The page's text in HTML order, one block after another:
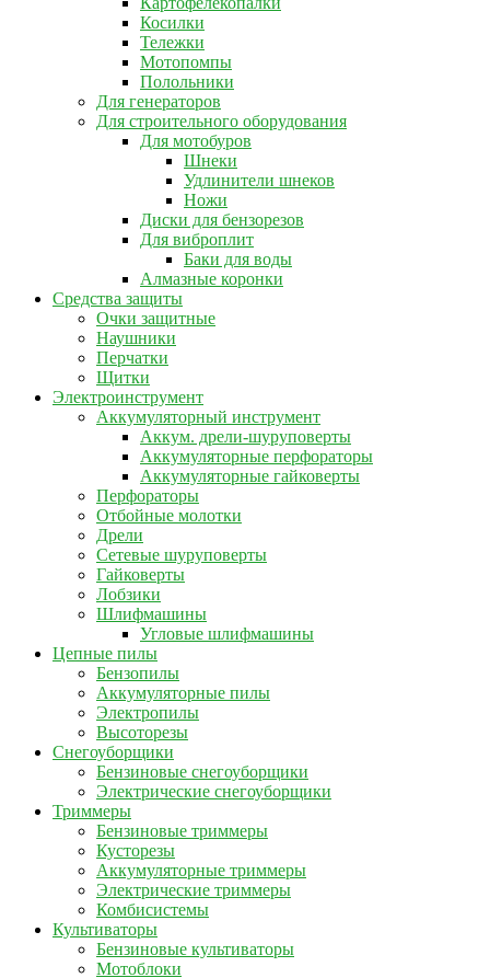
Косилки
Тележки
Мотопомпы
Полольники
Для генераторов
Для строительного оборудования
Для мотобуров
Шнеки
Удлинители шнеков
Ножи
Диски для бензорезов
Для виброплит
Баки для воды
Алмазные коронки
Средства защиты
Очки защитные
Наушники
Перчатки
Щитки
Электроинструмент
Аккумуляторный инструмент
Аккум. дрели-шуруповерты
Аккумуляторные перфораторы
Аккумуляторные гайковерты
Перфораторы
Отбойные молотки
Дрели
Сетевые шуруповерты
Гайковерты
Лобзики
Шлифмашины
Угловые шлифмашины
Цепные пилы
Бензопилы
Аккумуляторные пилы
Электропилы
Высоторезы
Снегоуборщики
Бензиновые снегоуборщики
Электрические снегоуборщики
Триммеры
Бензиновые триммеры
Кусторезы
Аккумуляторные триммеры
Электрические триммеры
Комбисистемы
Культиваторы
Бензиновые культиваторы
Мотоблоки